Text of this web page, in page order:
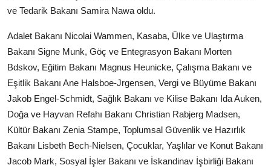
ve Tedarik Bakanı Samira Nawa oldu.
Adalet Bakanı Nicolai Wammen, Kasaba, Ülke ve Ulaştırma
Bakanı Signe Munk, Göç ve Entegrasyon Bakanı Morten
Bdskov, Eğitim Bakanı Magnus Heunicke, Çalışma Bakanı ve
Eşitlik Bakanı Ane Halsboe-Jrgensen, Vergi ve Büyüme Bakanı
Jakob Engel-Schmidt, Sağlık Bakanı ve Kilise Bakanı Ida Auken,
Doğa ve Hayvan Refahı Bakanı Christian Rabjerg Madsen,
Kültür Bakanı Zenia Stampe, Toplumsal Güvenlik ve Hazırlık
Bakanı Lisbeth Bech-Nielsen, Çocuklar, Yaşlılar ve Konut Bakanı
Jacob Mark, Sosyal İşler Bakanı ve İskandinav İşbirliği Bakanı